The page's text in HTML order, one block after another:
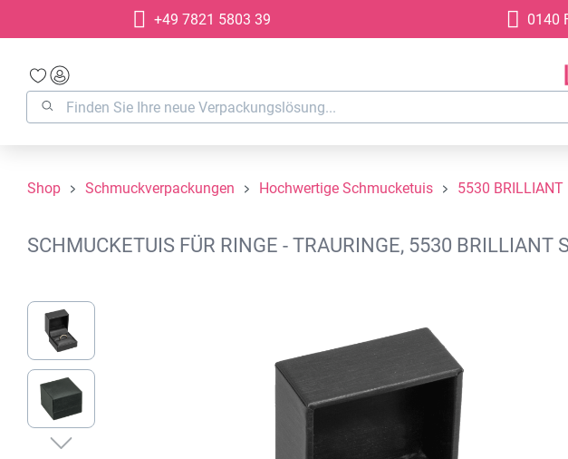
Zur Hauptnavigation springen
+49 7821 5803 39 0140
Shop Schmuckverpackungen Hochwertige Schmucketuis 5530 BRILLIANT
SCHMUCKETUIS FÜR RINGE - TRAURINGE, 5530
Bildergalerie überspringen